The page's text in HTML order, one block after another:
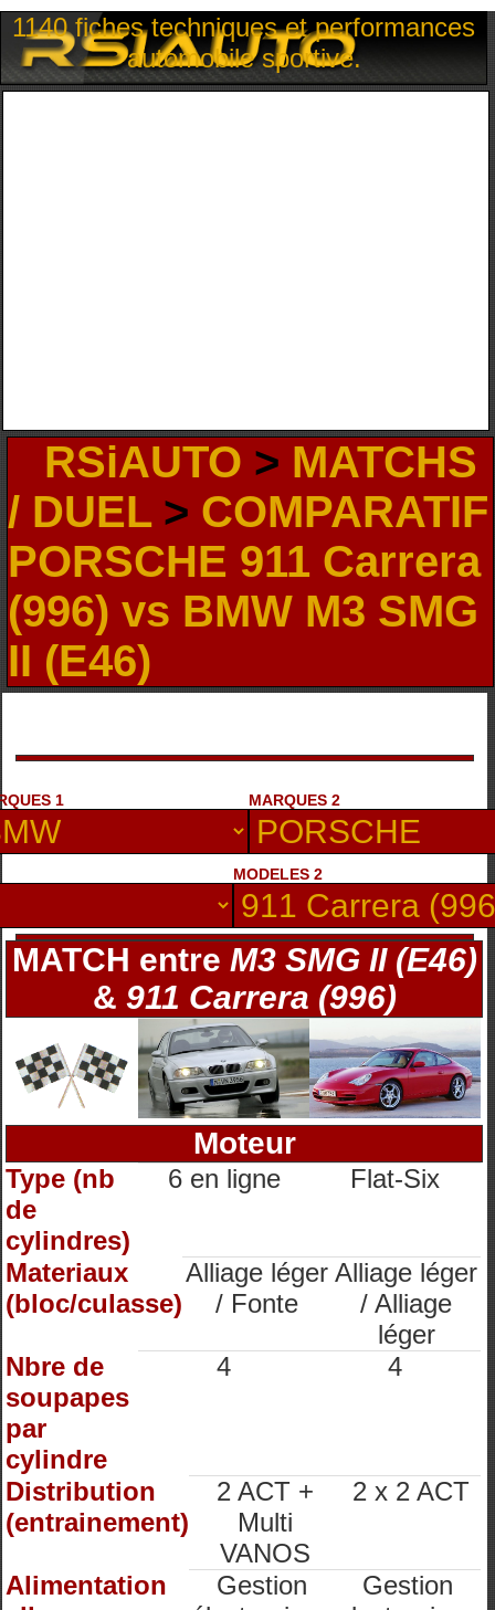
1140 fiches techniques et performances
automobile sportive.
RSiAUTO > MATCHS
/ DUEL> COMPARATIF
PORSCHE 911 Carrera
(996) vs BMW M3 SMG
II (E46)
1 MARQUES 2
MODELES 2
MATCH entre M3 SMG II (E46)
& 911 Carrera (996)
Moteur
Type (nb
de
cylindres)
6 en ligne Flat-Six
Materiaux
(bloc/culasse)
Alliage léger
/ Fonte
Alliage léger
/ Alliage
léger
Nbre de
soupapes
par
cylindre
4 4
Distribution
(entrainement)
2 ACT +
Multi
VANOS
2 x 2 ACT
Alimentation
Gestion
Gestion